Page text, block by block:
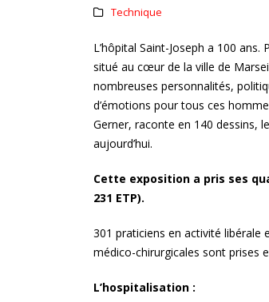
Technique
L’hôpital Saint-Joseph a 100
situé au cœur de la ville de
nombreuses personnalités,
d’émotions pour tous ces
Gerner, raconte en 140 dessins,
aujourd’hui.
Cette exposition a pris ses
231 ETP).
301 praticiens en activité libérale
médico-chirurgicales sont prises
L’hospitalisation :
La
territoires
«
La
Bernard à